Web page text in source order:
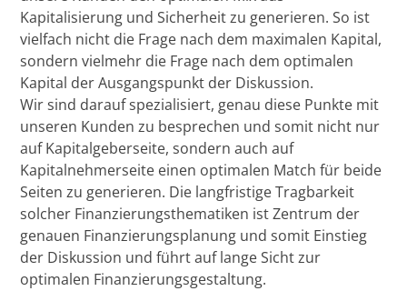
Kapitalisierung und Sicherheit zu generieren. So ist
vielfach nicht die Frage nach dem maximalen Kapital,
sondern vielmehr die Frage nach dem optimalen
Kapital der Ausgangspunkt der Diskussion.
Wir sind darauf spezialisiert, genau diese Punkte mit
unseren Kunden zu besprechen und somit nicht nur
auf Kapitalgeberseite, sondern auch auf
Kapitalnehmerseite einen optimalen Match für beide
Seiten zu generieren. Die langfristige Tragbarkeit
solcher Finanzierungsthematiken ist Zentrum der
genauen Finanzierungsplanung und somit Einstieg
der Diskussion und führt auf lange Sicht zur
optimalen Finanzierungsgestaltung.